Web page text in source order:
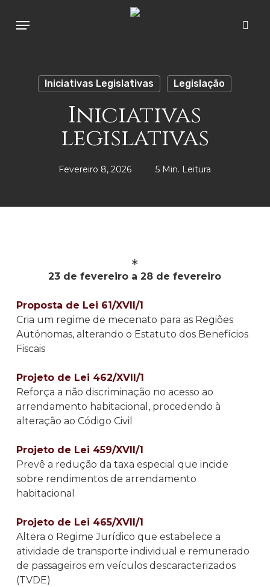
Menu
Iniciativas Legislativas Legislação
Iniciativas
legislativas
Fevereiro 8, 2026 5 Min. Leitura
∗
23 de fevereiro a 28 de fevereiro
Proposta de Lei 61/XVII/1
Cria um regime de mecenato para as Regiões
Autónomas, alterando o Estatuto dos Benefícios
Fiscais
Projeto de Lei 462/XVII/1
Reforça a não discriminação no acesso ao
arrendamento habitacional, procedendo à
alteração ao Código Civil
Projeto de Lei 459/XVII/1
Prevê a redução da taxa especial que incide
sobre rendimentos de arrendamento
habitacional
Projeto de Lei 465/XVII/1
Altera o Regime Jurídico que estabelece a
atividade de transporte individual e remunerado
de passageiros em veículos descaracterizados
(TVDE)